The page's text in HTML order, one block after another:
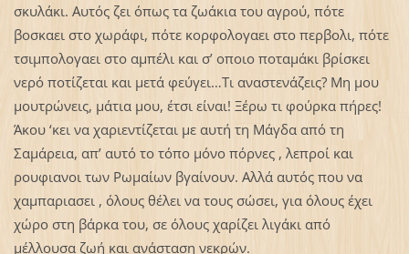
σκυλάκι. Αυτός ζει όπως τα ζωάκια του αγρού, πότε
βοσκαει στο χωράφι, πότε κορφολογαει στο περβολι, πότε
τσιμπολογαει στο αμπέλι και σ’ οποιο ποταμάκι βρίσκει
νερό ποτίζεται και μετά φεύγει…Τι αναστενάζεις? Μη μου
μουτρώνεις, μάτια μου, έτσι είναι! Ξέρω τι φούρκα πήρες!
Άκου ‘κει να χαριεντίζεται με αυτή τη Μάγδα από τη
Σαμάρεια, απ’ αυτό το τόπο μόνο πόρνες , λεπροί και
ρουφιανοι των Ρωμαίων βγαίνουν. Αλλά αυτός που να
χαμπαριασει , όλους θέλει να τους σώσει, για όλους έχει
χώρο στη βάρκα του, σε όλους χαρίζει λιγάκι από
μέλλουσα ζωή και ανάσταση νεκρών.